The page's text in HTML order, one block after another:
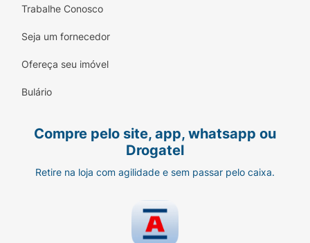
Trabalhe Conosco
Seja um fornecedor
Ofereça seu imóvel
Bulário
Compre pelo site, app, whatsapp ou
Drogatel
Retire na loja com agilidade e sem passar pelo caixa.